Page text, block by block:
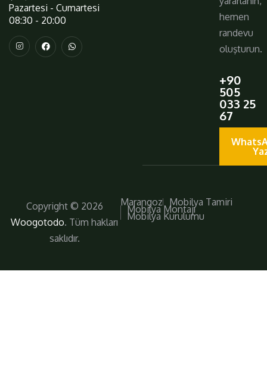
Pazartesi - Cumartesi
08:30 - 20:00
hemen
randevu
oluşturun.
+90
505
033 25
67
Copyright © 2026
Woogotodo. Tüm hakları
saklıdır.
Marangoz Mobilya Tamiri
Mobilya Montajı
Mobilya Kurulumu